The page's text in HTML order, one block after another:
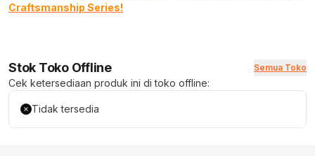
Craftsmanship Series!
Stok Toko Offline Semua Toko
Cek ketersediaan produk ini di toko offline:
Tidak tersedia